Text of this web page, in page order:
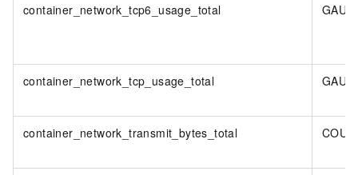
container_network_tcp6_usage_total
container_network_tcp_usage_total
container_network_transmit_bytes_total